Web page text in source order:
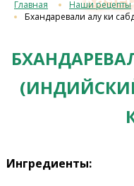
Главная Наши рецепты
Бхандаревали алу ки
Ингредиенты: